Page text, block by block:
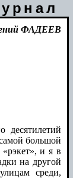
ФАДЕЕВ
десятилетий
большой
и я в
на другой
среди,